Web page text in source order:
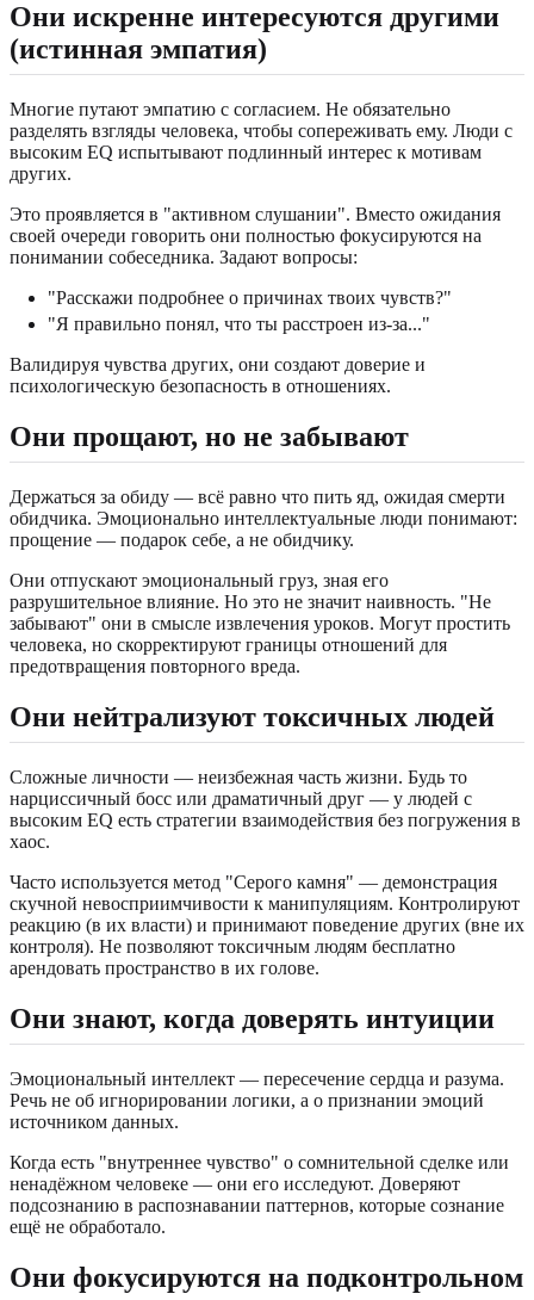
Они искренне интересуются другими
(истинная эмпатия)
Многие путают эмпатию с согласием. Не обязательно
разделять взгляды человека, чтобы сопереживать ему. Люди с
высоким EQ испытывают подлинный интерес к мотивам
других.
Это проявляется в "активном слушании". Вместо ожидания
своей очереди говорить они полностью фокусируются на
понимании собеседника. Задают вопросы:
"Расскажи подробнее о причинах твоих чувств?"
"Я правильно понял, что ты расстроен из-за..."
Валидируя чувства других, они создают доверие и
психологическую безопасность в отношениях.
Они прощают, но не забывают
Держаться за обиду — всё равно что пить яд, ожидая смерти
обидчика. Эмоционально интеллектуальные люди понимают:
прощение — подарок себе, а не обидчику.
Они отпускают эмоциональный груз, зная его
разрушительное влияние. Но это не значит наивность. "Не
забывают" они в смысле извлечения уроков. Могут простить
человека, но скорректируют границы отношений для
предотвращения повторного вреда.
Они нейтрализуют токсичных людей
Сложные личности — неизбежная часть жизни. Будь то
нарциссичный босс или драматичный друг — у людей с
высоким EQ есть стратегии взаимодействия без погружения в
хаос.
Часто используется метод "Серого камня" — демонстрация
скучной невосприимчивости к манипуляциям. Контролируют
реакцию (в их власти) и принимают поведение других (вне их
контроля). Не позволяют токсичным людям бесплатно
арендовать пространство в их голове.
Они знают, когда доверять интуиции
Эмоциональный интеллект — пересечение сердца и разума.
Речь не об игнорировании логики, а о признании эмоций
источником данных.
Когда есть "внутреннее чувство" о сомнительной сделке или
ненадёжном человеке — они его исследуют. Доверяют
подсознанию в распознавании паттернов, которые сознание
ещё не обработало.
Они фокусируются на подконтрольном